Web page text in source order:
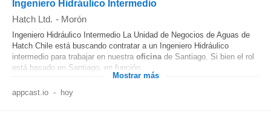
Ingeniero Hidráulico Intermedio
Hatch Ltd. - Morón
Ingeniero Hidráulico Intermedio La Unidad de Negocios de Aguas de
Hatch Chile está buscando contratar a un Ingeniero Hidráulico
intermedio para trabajar en nuestra oficinade Santiago. Si bien el rol
está basado en Santiago, en función...
Mostrar más
appcast.io - hoy